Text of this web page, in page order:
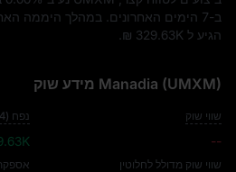
ב-7 הימים האחרונים. במהלך היממה
הגיע ל ₪ 329.63K
Manadia (UMXM) מידע שוק
שווי שוק
--
נפח (24 שעות)
שווי שוק מדולל לחלוטין